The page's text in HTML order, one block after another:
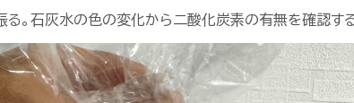
。石灰水の色の変化から二酸化炭素の有無を確認する